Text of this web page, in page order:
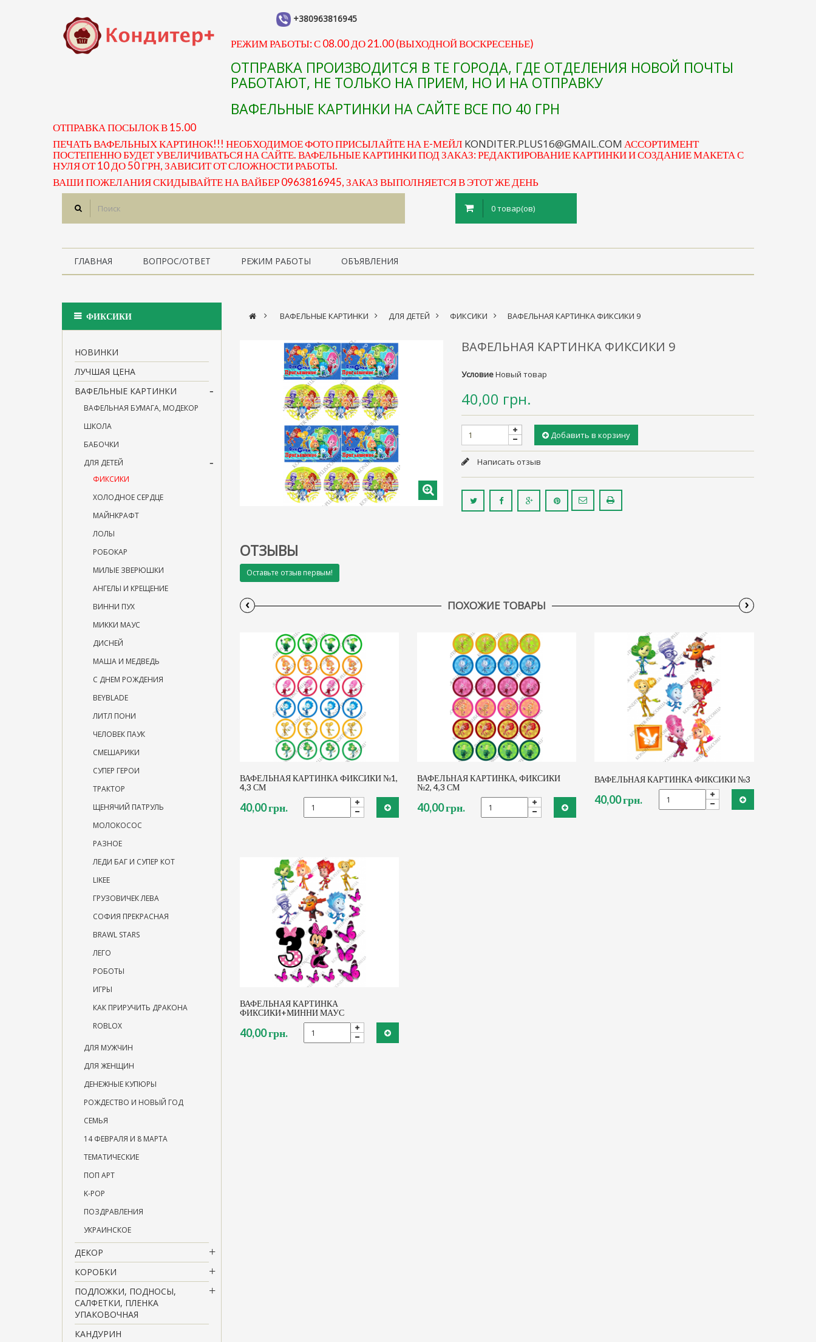
+380963816945
РЕЖИМ РАБОТЫ: С 08.00 ДО 21.00 (ВЫХОДНОЙ ВОСКРЕСЕНЬЕ)
ОТПРАВКА ПРОИЗВОДИТСЯ В ТЕ ГОРОДА, ГДЕ ОТДЕЛЕНИЯ НОВОЙ ПОЧТЫ
РАБОТАЮТ, НЕ ТОЛЬКО НА ПРИЕМ, НО И НА ОТПРАВКУ
ВАФЕЛЬНЫЕ КАРТИНКИ НА САЙТЕ ВСЕ ПО 40 ГРН
ОТПРАВКА ПОСЫЛОК В 15.00
ПЕЧАТЬ ВАФЕЛЬНЫХ КАРТИНОК!!! НЕОБХОДИМОЕ ФОТО ПРИСЫЛАЙТЕ НА Е-МЕЙЛ KONDITER.PLUS16@GMAIL.COM АССОРТИМЕНТ
ПОСТЕПЕННО БУДЕТ УВЕЛИЧИВАТЬСЯ НА САЙТЕ. ВАФЕЛЬНЫЕ КАРТИНКИ ПОД ЗАКАЗ: РЕДАКТИРОВАНИЕ КАРТИНКИ И СОЗДАНИЕ МАКЕТА С
НУЛЯ ОТ 10 ДО 50 ГРН, ЗАВИСИТ ОТ СЛОЖНОСТИ РАБОТЫ.
ВАШИ ПОЖЕЛАНИЯ СКИДЫВАЙТЕ НА ВАЙБЕР 0963816945, ЗАКАЗ ВЫПОЛНЯЕТСЯ В ЭТОТ ЖЕ ДЕНЬ
0 товар(ов)
ГЛАВНАЯ ВОПРОС/ОТВЕТ РЕЖИМ РАБОТЫ ОБЪЯВЛЕНИЯ
ФИКСИКИ
НОВИНКИ
ЛУЧШАЯ ЦЕНА
ВАФЕЛЬНЫЕ КАРТИНКИ
ВАФЕЛЬНАЯ БУМАГА, МОДЕКОР
ШКОЛА
БАБОЧКИ
ДЛЯ ДЕТЕЙ
ФИКСИКИ
ХОЛОДНОЕ СЕРДЦЕ
МАЙНКРАФТ
ЛОЛЫ
РОБОКАР
МИЛЫЕ ЗВЕРЮШКИ
АНГЕЛЫ И КРЕЩЕНИЕ
ВИННИ ПУХ
МИККИ МАУС
ДИСНЕЙ
МАША И МЕДВЕДЬ
С ДНЕМ РОЖДЕНИЯ
BEYBLADE
ЛИТЛ ПОНИ
ЧЕЛОВЕК ПАУК
СМЕШАРИКИ
СУПЕР ГЕРОИ
ТРАКТОР
ЩЕНЯЧИЙ ПАТРУЛЬ
МОЛОКОСОС
РАЗНОЕ
ЛЕДИ БАГ И СУПЕР КОТ
LIKEE
ГРУЗОВИЧЕК ЛЕВА
СОФИЯ ПРЕКРАСНАЯ
BRAWL STARS
ЛЕГО
РОБОТЫ
ИГРЫ
КАК ПРИРУЧИТЬ ДРАКОНА
ROBLOX
ДЛЯ МУЖЧИН
ДЛЯ ЖЕНЩИН
ДЕНЕЖНЫЕ КУПЮРЫ
РОЖДЕСТВО И НОВЫЙ ГОД
СЕМЬЯ
14 ФЕВРАЛЯ И 8 МАРТА
ТЕМАТИЧЕСКИЕ
ПОП АРТ
K-POP
ПОЗДРАВЛЕНИЯ
УКРАИНСКОЕ
ДЕКОР
КОРОБКИ
ПОДЛОЖКИ, ПОДНОСЫ,
САЛФЕТКИ, ПЛЕНКА
УПАКОВОЧНАЯ
КАНДУРИН
> ВАФЕЛЬНЫЕ КАРТИНКИ > ДЛЯ ДЕТЕЙ > ФИКСИКИ > ВАФЕЛЬНАЯ КАРТИНКА ФИКСИКИ 9
ВАФЕЛЬНАЯ КАРТИНКА ФИКСИКИ 9
УсловиеНовый товар
40,00 грн.
Добавить в корзину
Написать отзыв
ОТЗЫВЫ
Оставьте отзыв первым!
ПОХОЖИЕ ТОВАРЫ
‹ ›
ВАФЕЛЬНАЯ КАРТИНКА ФИКСИКИ №1,
4,3 СМ
40,00 грн.
ВАФЕЛЬНАЯ КАРТИНКА, ФИКСИКИ
№2, 4,3 СМ
40,00 грн.
ВАФЕЛЬНАЯ КАРТИНКА ФИКСИКИ №3
40,00 грн.
ВАФЕЛЬНАЯ КАРТИНКА
ФИКСИКИ+МИННИ МАУС
40,00 грн.